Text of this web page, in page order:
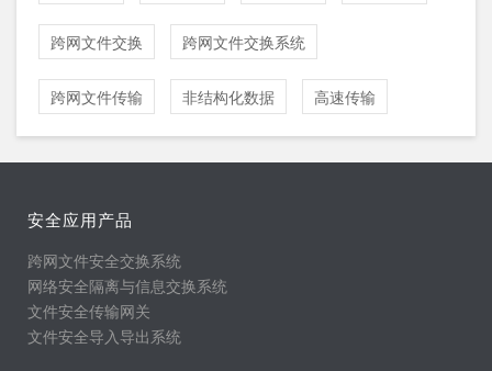
跨网文件交换 跨网文件交换系统
跨网文件传输 非结构化数据 高速传输
安全应用产品
跨网文件安全交换系统
网络安全隔离与信息交换系统
文件安全传输网关
文件安全导入导出系统